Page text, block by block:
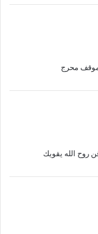
موقف محرج
روح الله يقويك